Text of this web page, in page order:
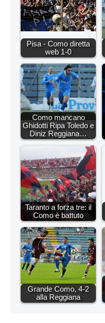
Pisa - Como diretta
web 1-0
Como mancano
Ghidotti Ripa Toledo e
Diniz Reggiana…
Taranto a forza tre: il
Como è battuto
Grande Como, 4-2
alla Reggiana